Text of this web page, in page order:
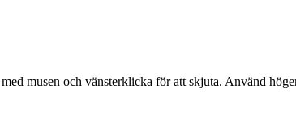
musen och vänsterklicka för att skjuta. Använd